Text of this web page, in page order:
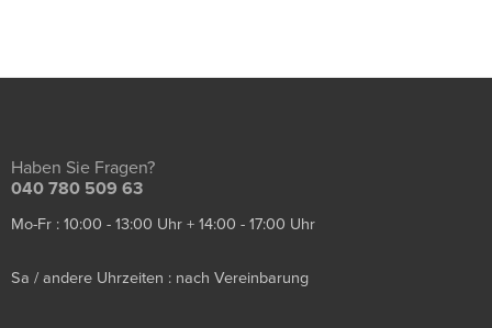
Haben Sie Fragen?
040 780 509 63
Mo-Fr : 10:00 - 13:00 Uhr + 14:00 - 17:00 Uhr
Sa / andere Uhrzeiten : nach Vereinbarung